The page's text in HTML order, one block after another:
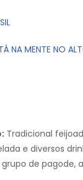
NA MENTE NO
Tradicional
e diversos
grupo de pagode,